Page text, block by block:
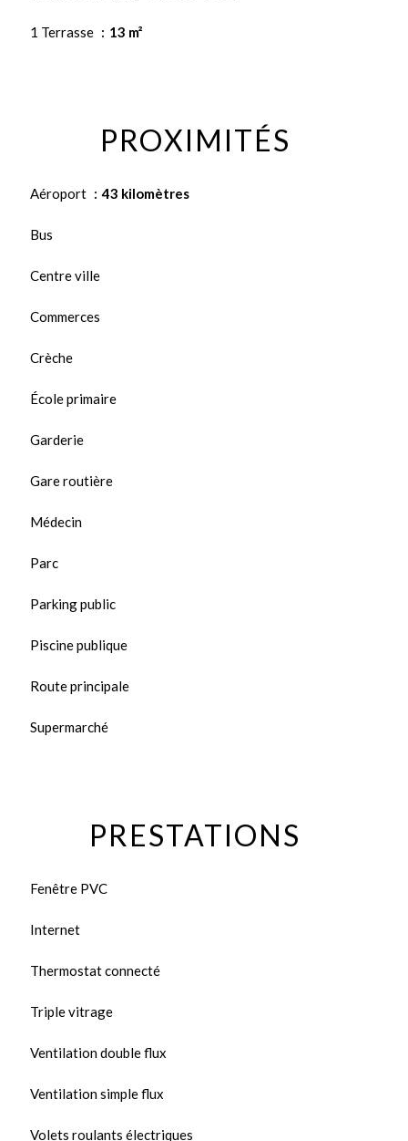
1 Terrasse 13 m²
PROXIMITÉS
Aéroport 43 kilomètres
Bus
Centre ville
Commerces
Crèche
École primaire
Garderie
Gare routière
Médecin
Parc
Parking public
Piscine publique
Route principale
Supermarché
PRESTATIONS
Fenêtre PVC
Internet
Thermostat connecté
Triple vitrage
Ventilation double flux
Ventilation simple flux
Volets roulants électriques